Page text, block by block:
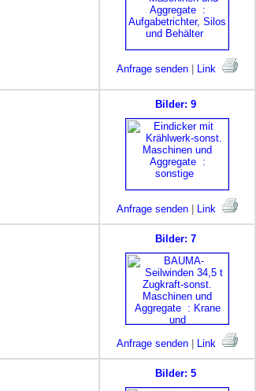
Anfrage senden Link
Bilder: 9
Anfrage senden Link
Bilder: 7
Anfrage senden Link
Bilder: 5